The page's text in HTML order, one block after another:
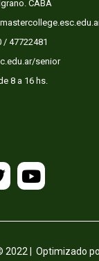
CABA
/ 47722481
senior
8 a 16 hs.
Y
o
u
u
e
2022 | Optimizado